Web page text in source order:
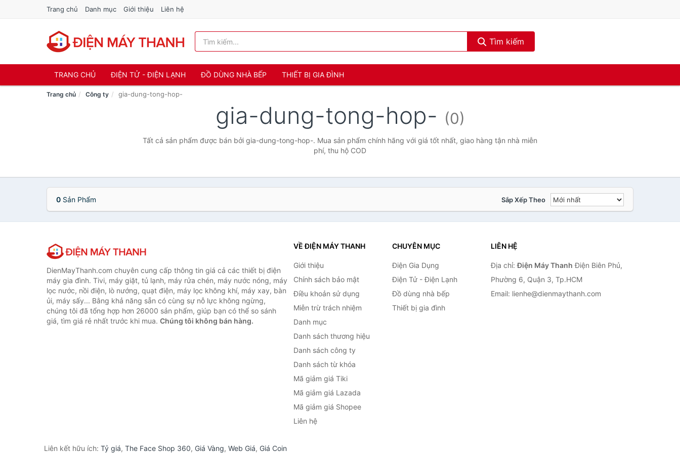
Trang chủ Danh mục Giới thiệu Liên hệ
Tìm kiếm
TRANG CHỦ ĐIỆN TỬ - ĐIỆN LẠNH ĐỒ DÙNG NHÀ BẾP THIẾT BỊ GIA ĐÌNH
Trang chủ Công ty gia-dung-tong-hop-
gia-dung-tong-hop- (0)
Tất cả sản phẩm được bán bởi gia-dung-tong-hop-. Mua sản phẩm chính hãng với giá tốt nhất, giao hàng tận nhà miễn
phí, thu hộ COD
0 Sản Phẩm Sắp Xếp Theo
DienMayThanh.com chuyên cung cấp thông tin giá cả các thiết bị điện
máy gia đình. Tivi, máy giặt, tủ lạnh, máy rửa chén, máy nước nóng, máy
lọc nước, nồi điện, lò nướng, quạt điện, máy lọc không khí, máy xay, bàn
ủi, máy sấy... Bằng khả năng sẵn có cùng sự nỗ lực không ngừng,
chúng tôi đã tổng hợp hơn 26000 sản phẩm, giúp bạn có thể so sánh
giá, tìm giá rẻ nhất trước khi mua. Chúng tôi không bán hàng.
VỀ ĐIỆN MÁY THANH
Giới thiệu
Chính sách bảo mật
Điều khoản sử dụng
Miễn trừ trách nhiệm
Danh mục
Danh sách thương hiệu
Danh sách công ty
Danh sách từ khóa
Mã giảm giá Tiki
Mã giảm giá Lazada
Mã giảm giá Shopee
Liên hệ
CHUYÊN MỤC
Điện Gia Dụng
Điện Tử - Điện Lạnh
Đồ dùng nhà bếp
Thiết bị gia đình
LIÊN HỆ
Địa chỉ:Điện Máy Thanh Điện Biên Phủ,
Phường 6, Quận 3, Tp.HCM
Email: lienhe@dienmaythanh.com
Liên kết hữu ích: Tỷ giá, The Face Shop 360, Giá Vàng, Web Giá, Giá Coin